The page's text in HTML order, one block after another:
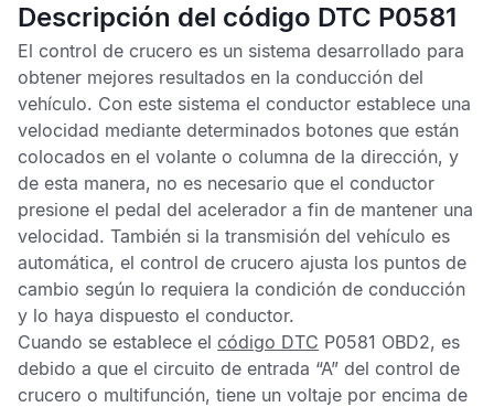
Descripción del código DTC P0581
El control de crucero es un sistema desarrollado para
obtener mejores resultados en la conducción del
vehículo. Con este sistema el conductor establece una
velocidad mediante determinados botones que están
colocados en el volante o columna de la dirección, y
de esta manera, no es necesario que el conductor
presione el pedal del acelerador a fin de mantener una
velocidad. También si la transmisión del vehículo es
automática, el control de crucero ajusta los puntos de
cambio según lo requiera la condición de conducción
y lo haya dispuesto el conductor.
Cuando se establece el código DTC P0581 OBD2, es
debido a que el circuito de entrada “A” del control de
crucero o multifunción, tiene un voltaje por encima de